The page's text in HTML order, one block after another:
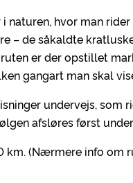
hvor man
– de såkaldte
er der opstillet
gangart man skal
undervejs, som
afsløres først
km. (Nærmere info om